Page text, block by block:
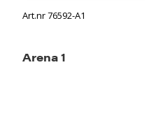
Art.nr 76592-A1
Arena 1